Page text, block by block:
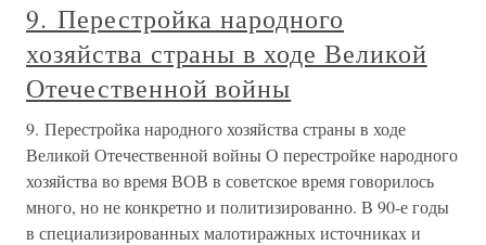
9. Перестройка народного
хозяйства страны в ходе Великой
Отечественной войны
9. Перестройка народного хозяйства страны в ходе
Великой Отечественной войны О перестройке народного
хозяйства во время ВОВ в советское время говорилось
много, но не конкретно и политизированно. В 90-е годы
в специализированных малотиражных источниках и